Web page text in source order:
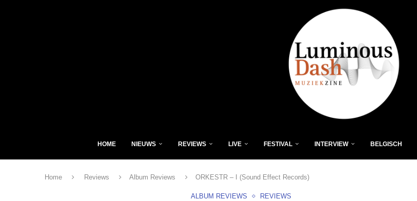
HOME NIEUWS REVIEWS LIVE FESTIVAL INTERVIEW BELGISCH
Home Reviews Album Reviews ORKESTR – I (Sound Effect Records)
ALBUM REVIEWS REVIEWS